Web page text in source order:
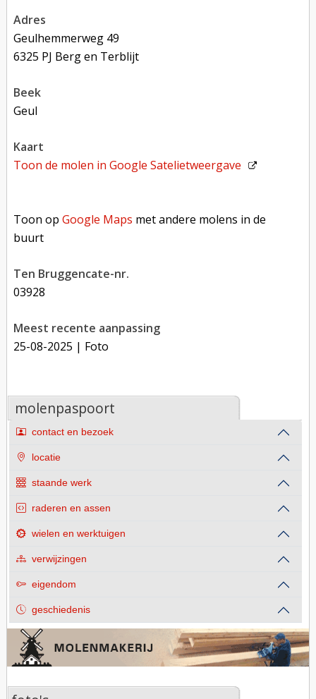
adres
Geulhemmerweg 49
6325 PJ Berg en Terblijt
beek
Geul
kaart
Toon de molen inGoogle Satelietweergave
Toon opGoogle Maps met andere molens in de
buurt
Ten Bruggencate-nr.
03928
Meest recente aanpassing
25-08-2025 | Foto
molenpaspoort
contact en bezoek
locatie
staande werk
raderen en assen
wielen en werktuigen
verwijzingen
eigendom
geschiedenis